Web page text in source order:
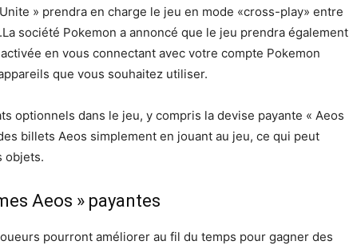
» prendra en charge le jeu en mode «cross-play» entre
société Pokemon a annoncé que le jeu prendra également
en vous connectant avec votre compte Pokemon
que vous souhaitez utiliser.
optionnels dans le jeu, y compris la devise payante « Aeos
billets Aeos simplement en jouant au jeu, ce qui peut
objets.
Aeos » payantes
pourront améliorer au fil du temps pour gagner des